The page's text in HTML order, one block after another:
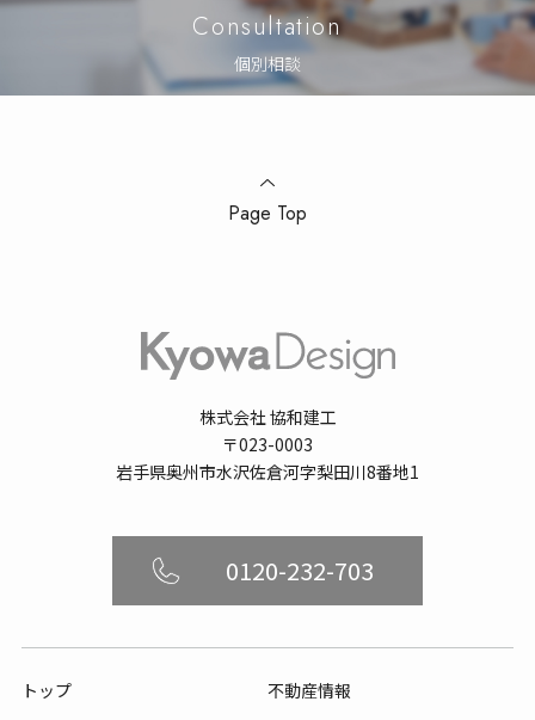
Consultation
個別相談
Page Top
株式会社 協和建工
〒023-0003
岩手県奥州市水沢佐倉河字梨田川8番地1
0120-232-703
トップ
不動産情報